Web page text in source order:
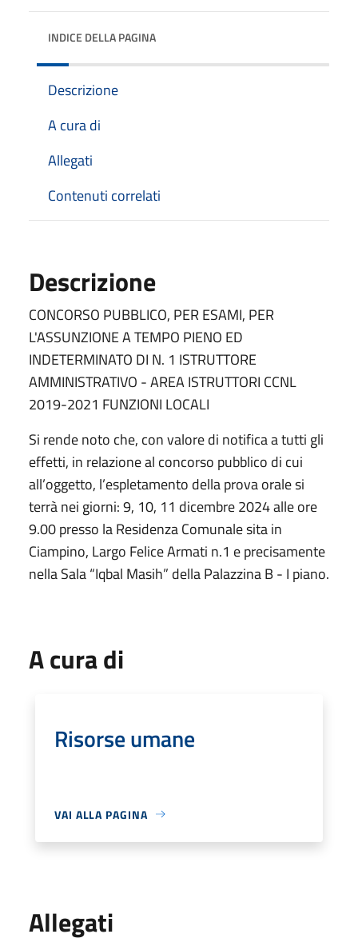
INDICE DELLA PAGINA
Descrizione
A cura di
Allegati
Contenuti correlati
Descrizione
CONCORSO PUBBLICO, PER ESAMI, PER
L'ASSUNZIONE A TEMPO PIENO ED
INDETERMINATO DI N. 1 ISTRUTTORE
AMMINISTRATIVO - AREA ISTRUTTORI CCNL
2019-2021 FUNZIONI LOCALI
Si rende noto che, con valore di notifica a tutti gli
effetti, in relazione al concorso pubblico di cui
all’oggetto, l’espletamento della prova orale si
terrà nei giorni: 9, 10, 11 dicembre 2024 alle ore
9.00 presso la Residenza Comunale sita in
Ciampino, Largo Felice Armati n.1 e precisamente
nella Sala “Iqbal Masih” della Palazzina B - I piano.
A cura di
Risorse umane
VAI ALLA PAGINA
Allegati